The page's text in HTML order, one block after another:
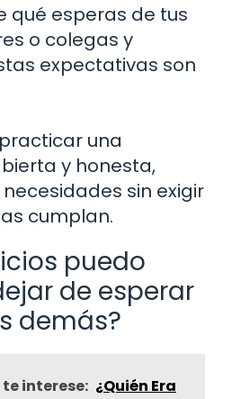
qué esperas de tus
o colegas y
expectativas son
una
y honesta,
sin exigir
cumplan.
puedo
de esperar
demás?
interese: ¿Quién Era